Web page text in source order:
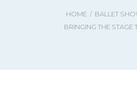
HOME / BALLET
BRINGING THE STAGE